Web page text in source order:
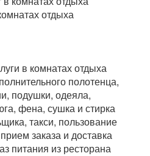
отдыха
в комнатах отдыха
полотенца,
подушки, одеяла,
фена, сушка и стирка
такси, пользование
заказа и доставка
питания из ресторана